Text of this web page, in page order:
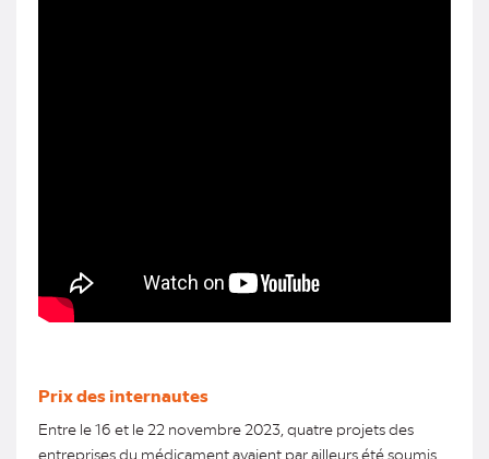
Prix des internautes
Entre le 16 et le 22 novembre 2023, quatre projets des
entreprises du médicament avaient par ailleurs été soumis